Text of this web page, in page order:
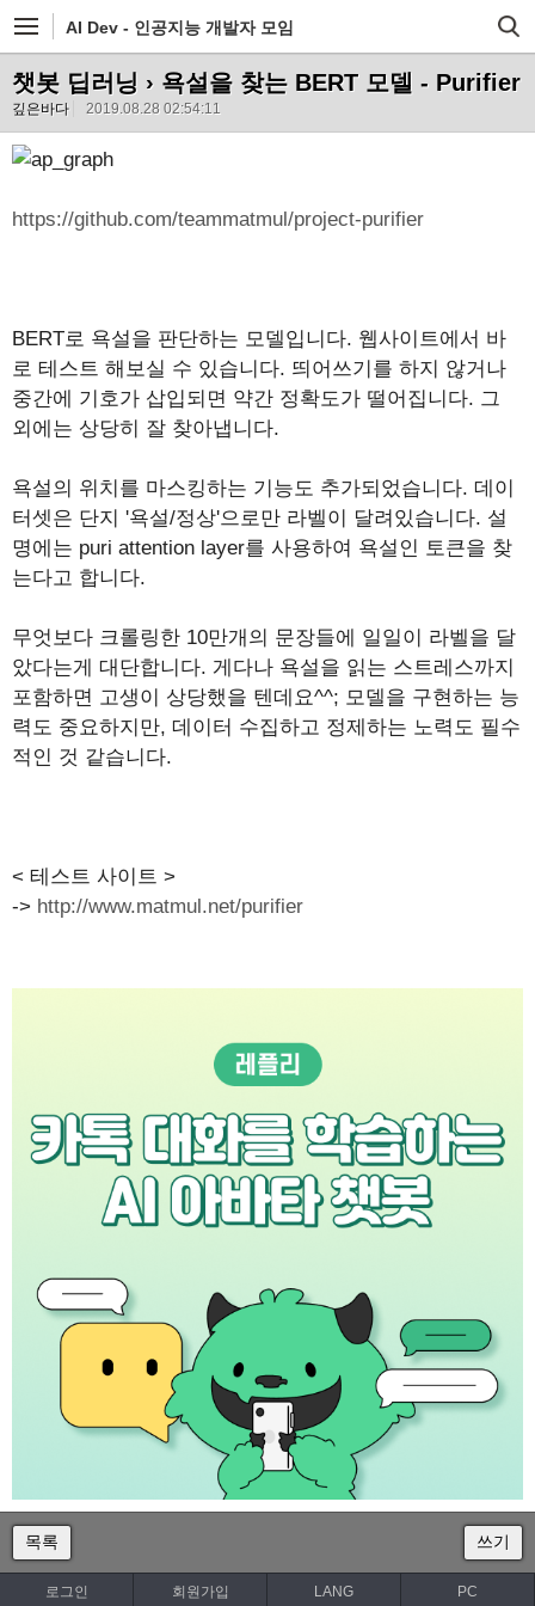
AI Dev - 인공지능 개발자 모임
챗봇 딥러닝 › 욕설을 찾는 BERT 모델 - Purifier
깊은바다 2019.08.28 02:54:11
https://github.com/teammatmul/project-purifier
BERT로 욕설을 판단하는 모델입니다. 웹사이트에서 바
로 테스트 해보실 수 있습니다. 띄어쓰기를 하지 않거나
중간에 기호가 삽입되면 약간 정확도가 떨어집니다. 그
외에는 상당히 잘 찾아냅니다.
욕설의 위치를 마스킹하는 기능도 추가되었습니다. 데이
터셋은 단지 '욕설/정상'으로만 라벨이 달려있습니다. 설
명에는 puri attention layer를 사용하여 욕설인 토큰을 찾
는다고 합니다.
무엇보다 크롤링한 10만개의 문장들에 일일이 라벨을 달
았다는게 대단합니다. 게다나 욕설을 읽는 스트레스까지
포함하면 고생이 상당했을 텐데요^^; 모델을 구현하는 능
력도 중요하지만, 데이터 수집하고 정제하는 노력도 필수
적인 것 같습니다.
< 테스트 사이트 >
-> http://www.matmul.net/purifier
목록 쓰기
로그인 회원가입 LANG PC